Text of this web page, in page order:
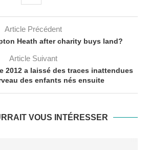
Article Précédent
Heath after charity buys land?
Article Suivant
2012 a laissé des traces inattendues
des enfants nés ensuite
VOUS INTÉRESSER